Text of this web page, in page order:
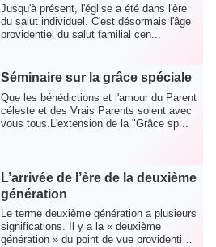
Jusqu'à présent, l'église a été dans l'ère
du salut individuel. C'est désormais l'âge
providentiel du salut familial cen...
Séminaire sur la grâce spéciale
Que les bénédictions et l'amour du Parent
céleste et des Vrais Parents soient avec
vous tous.L'extension de la "Grâce sp...
L’arrivée de l’ère de la deuxième
génération
Le terme deuxième génération a plusieurs
significations. Il y a la « deuxième
génération » du point de vue providentiel